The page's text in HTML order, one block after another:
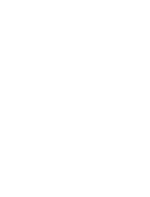
es Leinen los